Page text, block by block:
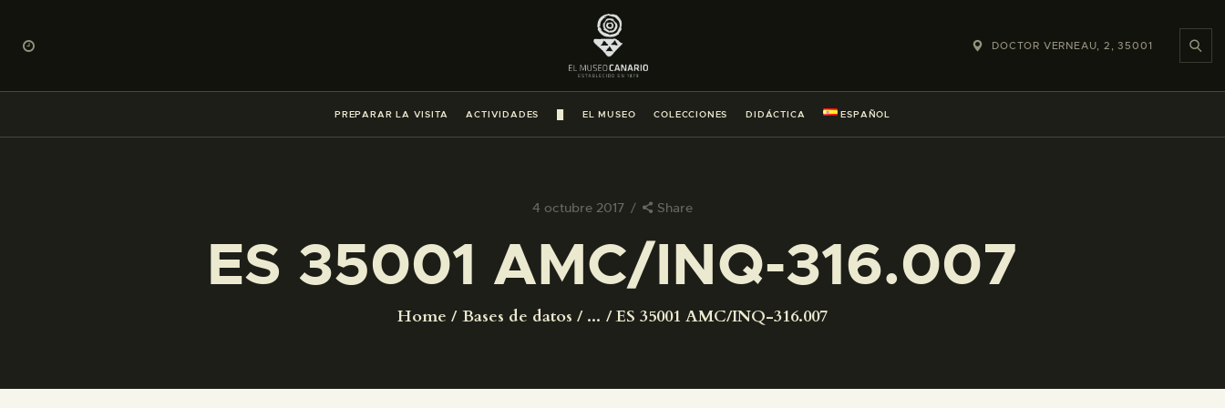
DOCTOR VERNEAU, 2, 35001
PREPARAR LA VISITA ACTIVIDADES EL MUSEO COLECCIONES DIDÁCTICA ESPAÑOL
4 octubre 2017 Share
ES 35001 AMC/INQ-316.007
Home Bases de datos ... ES 35001 AMC/INQ-316.007
PREPARAR LA VISITA
ACTIVIDADES
█
COLECCIONES
DIDÁCTICA